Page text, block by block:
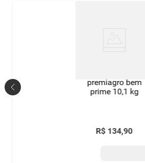
premiagro bem
prime 10,1 kg
R$ 134,90